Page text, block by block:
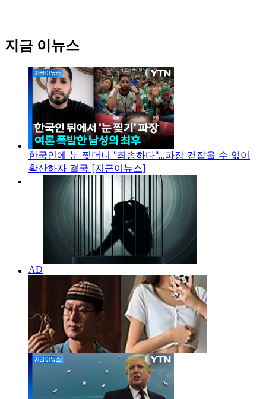
지금 이뉴스
한국인에 눈 찢더니 "죄송하다"...파장 걷잡을 수 없이
확산하자 결국 [지금이뉴스]